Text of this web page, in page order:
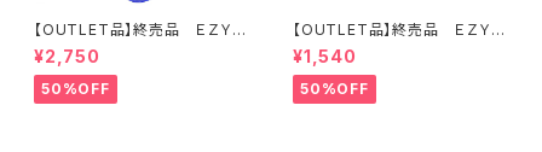
【OUTLET品】終売品 ＥＺＹＤ
ＯＧ ハーネス L ブルー
¥2,750
50%OFF
【OUTLET品】終売品 ＥＺＹＤ
ＯＧ ネオカラー XS ブルー
¥1,540
50%OFF